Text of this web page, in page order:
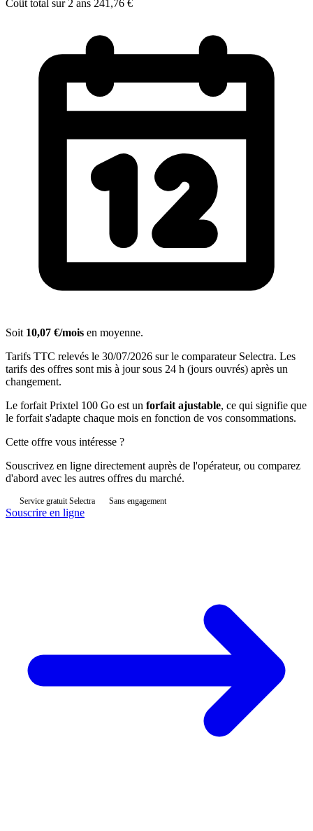
Coût total sur 2 ans 241,76 €
Soit 10,07 €/mois en moyenne.
Tarifs TTC relevés le 30/07/2026 sur le comparateur Selectra. Les
tarifs des offres sont mis à jour sous 24 h (jours ouvrés) après un
changement.
Le forfait Prixtel 100 Go est un forfait ajustable, ce qui signifie que
le forfait s'adapte chaque mois en fonction de vos consommations.
Cette offre vous intéresse ?
Souscrivez en ligne directement auprès de l'opérateur, ou comparez
d'abord avec les autres offres du marché.
Service gratuit Selectra Sans engagement
Souscrire en ligne